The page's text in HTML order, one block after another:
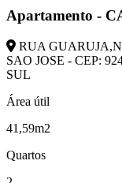
Apartamento -
RUA
SAO JOSE - CEP:
SUL
Área útil
41,59m2
Quartos